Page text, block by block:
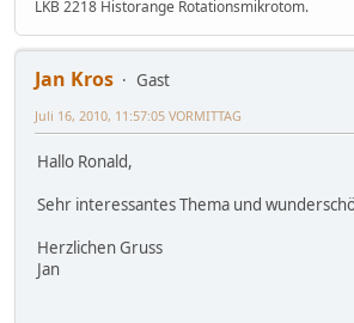
LKB 2218 Historange Rotationsmikrotom.
Jan Kros
Gast
Juli 16, 2010, 11:57:05 VORMITTAG
Hallo Ronald,
Sehr interessantes Thema und
Herzlichen Gruss
Jan